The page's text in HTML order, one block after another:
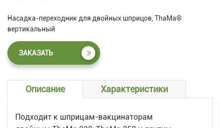
Насадка-переходник для двойных шприцов, ThaMa®
вертикальный
ЗАКАЗАТЬ
Описание Характеристики
Подходит к шприцам-вакцинаторам